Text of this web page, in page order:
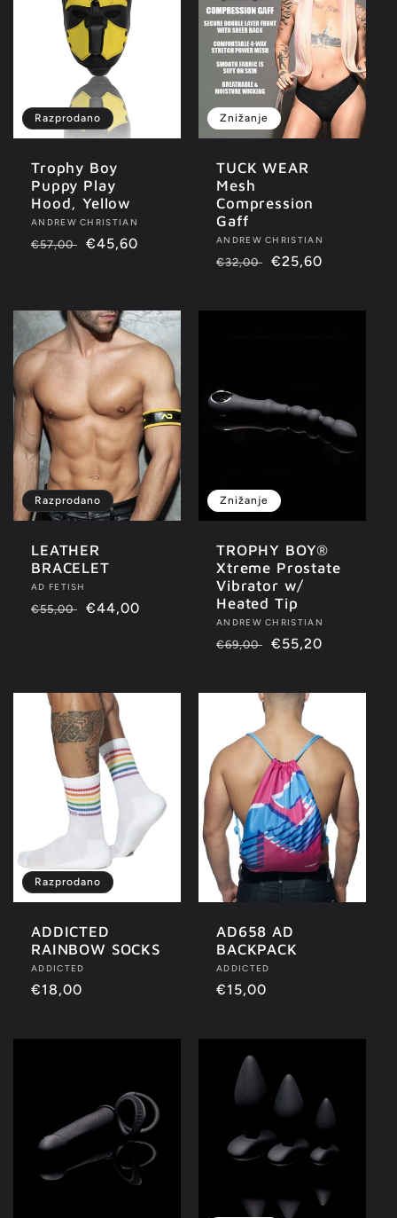
Razprodano
Trophy Boy
Puppy Play
Hood, Yellow
Ponudnik:
ANDREW CHRISTIAN
Redna
€57,00
Znižana
€45,60
Znižanje
TUCK WEAR
Mesh
Compression
Gaff
Ponudnik:
ANDREW CHRISTIAN
Redna
€32,00
Znižana
€25,60
Razprodano
LEATHER
BRACELET
Ponudnik:
AD FETISH
Redna
€55,00
Znižana
€44,00
Znižanje
TROPHY BOY®
Xtreme Prostate
Vibrator w/
Heated Tip
Ponudnik:
ANDREW CHRISTIAN
Redna
€69,00
Znižana
€55,20
Razprodano
ADDICTED
RAINBOW SOCKS
Ponudnik:
ADDICTED
Redna
€18,00
AD658 AD
BACKPACK
Ponudnik:
ADDICTED
Redna
€15,00